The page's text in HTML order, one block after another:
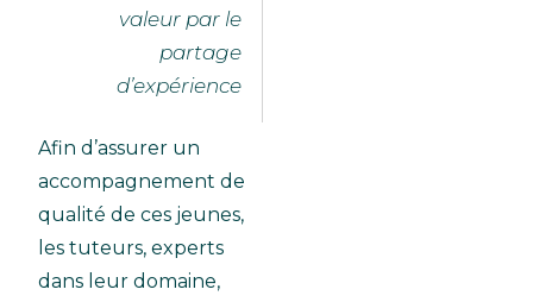
valeur par le
partage
d’expérience
Afin d’assurer un
accompagnement de
qualité de ces jeunes,
les tuteurs, experts
dans leur domaine,